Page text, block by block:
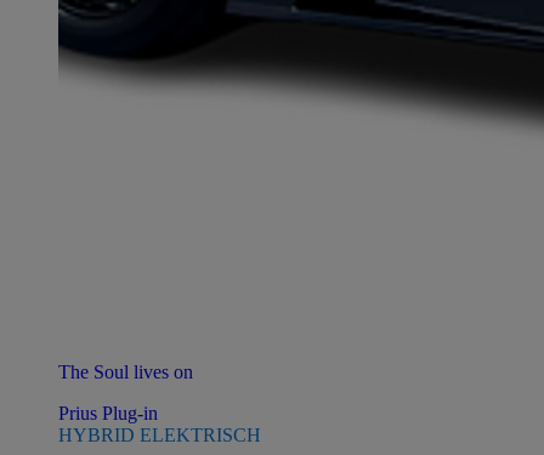
The Soul lives on
Prius Plug-in
HYBRID ELEKTRISCH